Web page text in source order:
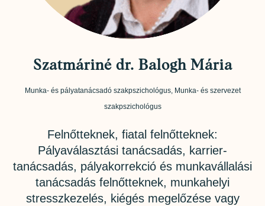
Szatmáriné dr. Balogh Mária
Munka- és pályatanácsadó szakpszichológus, Munka- és szervezet
szakpszichológus
Felnőtteknek, fiatal felnőtteknek:
Pályaválasztási tanácsadás, karrier-
tanácsadás, pályakorrekció és munkavállalási
tanácsadás felnőtteknek, munkahelyi
stresszkezelés, kiégés megelőzése vagy